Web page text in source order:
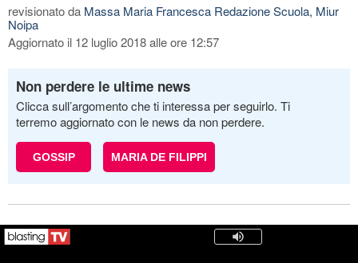
revisionato da Massa Maria Francesca Redazione Scuola, Miur
Noipa
Aggiornato il 12 luglio 2018 alle ore 12:57
Non perdere le ultime news
Clicca sull’argomento che ti interessa per seguirlo. Ti
terremo aggiornato con le news da non perdere.
GOSSIP MARIA DE FILIPPI